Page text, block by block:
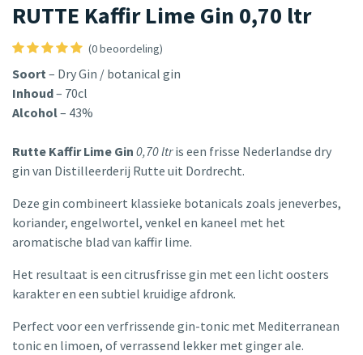
RUTTE Kaffir Lime Gin 0,70 ltr
(0 beoordeling)
Soort– Dry Gin / botanical gin
Inhoud– 70cl
Alcohol– 43%
Rutte Kaffir Lime Gin 0,70 ltris een frisse Nederlandse dry
gin van Distilleerderij Rutte uit Dordrecht.
Deze gin combineert klassieke botanicals zoals jeneverbes,
koriander, engelwortel, venkel en kaneel met het
aromatische blad van kaffir lime.
Het resultaat is een citrusfrisse gin met een licht oosters
karakter en een subtiel kruidige afdronk.
Perfect voor een verfrissende gin-tonic met Mediterranean
tonic en limoen, of verrassend lekker met ginger ale.